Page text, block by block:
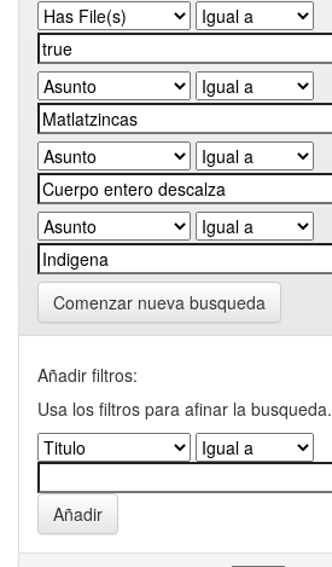
Comenzar nueva busqueda
Añadir filtros:
Usa los filtros para afinar la busqueda.